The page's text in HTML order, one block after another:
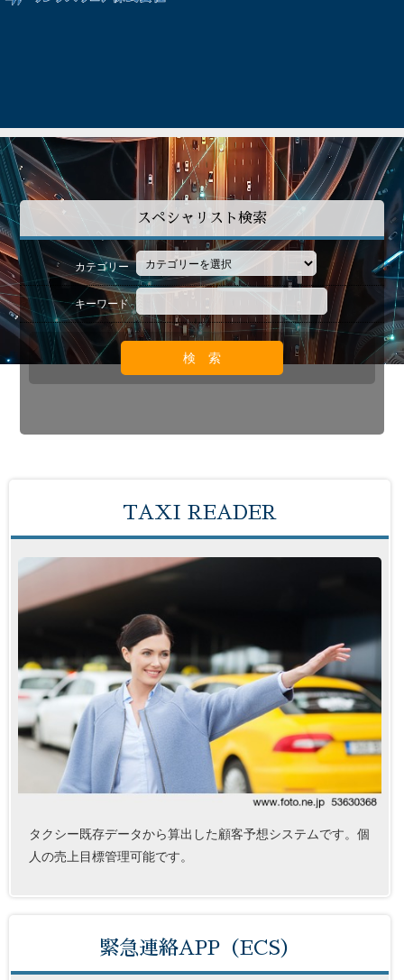
スペシャリスト検索
カテゴリー
キーワード
TAXI READER
タクシー既存データから算出した顧客予想システムです。個
人の売上目標管理可能です。
緊急連絡APP（ECS）